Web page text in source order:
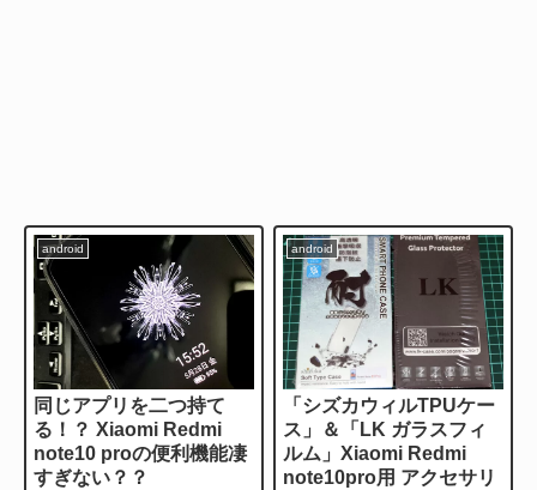
android
同じアプリを二つ持て
る！？ Xiaomi Redmi
note10 proの便利機能凄
すぎない？？
android
「シズカウィルTPUケー
ス」＆「LK ガラスフィ
ルム」Xiaomi Redmi
note10pro用 アクセサリ